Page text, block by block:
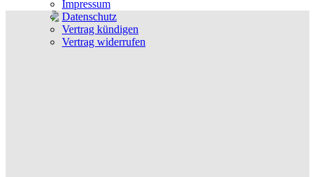
Impressum
Datenschutz
Vertrag kündigen
Vertrag widerrufen